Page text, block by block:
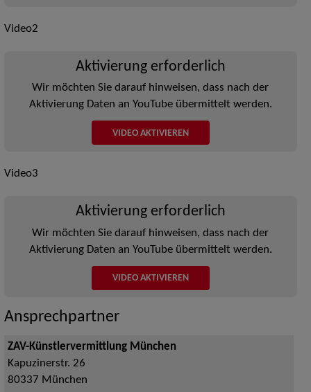
Video2
Aktivierung erforderlich
Wir möchten Sie darauf hinweisen, dass nach der
Aktivierung Daten an YouTube übermittelt werden.
VIDEO AKTIVIEREN
Video3
Aktivierung erforderlich
Wir möchten Sie darauf hinweisen, dass nach der
Aktivierung Daten an YouTube übermittelt werden.
VIDEO AKTIVIEREN
Ansprechpartner
ZAV-Künstlervermittlung München
Kapuzinerstr. 26
80337 München